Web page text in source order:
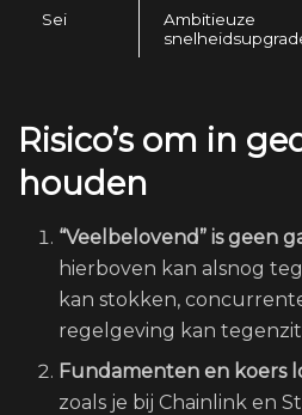
Sei
Ambitieuze
Risico’s om in
houden
“Veelbelovend” is geen
hierboven kan alsnog
kan stokken,
regelgeving kan
Fundamenten en koers
zoals je bij Chainlink en